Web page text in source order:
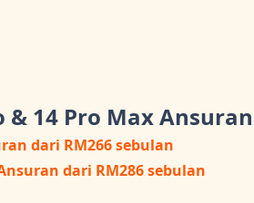
& 14 Pro Max Ansuran
dari RM266 sebulan
dari RM286 sebulan